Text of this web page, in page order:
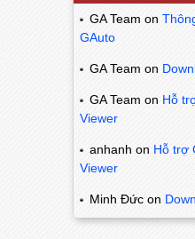
GA Team on
GAuto
GA Team on
GA Team on Hỗ
Viewer
anhanh on Hỗ trợ
Viewer
Minh Đức on